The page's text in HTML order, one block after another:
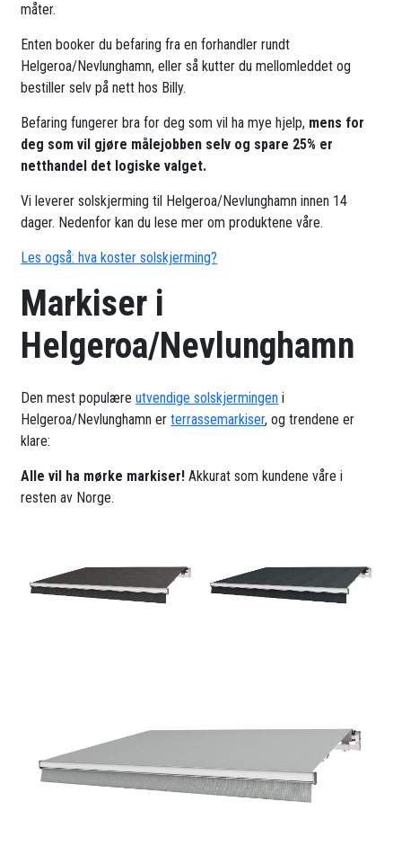
måter.
Enten booker du befaring fra en forhandler rundt
Helgeroa/Nevlunghamn, eller så kutter du mellomleddet og
bestiller selv på nett hos Billy.
Befaring fungerer bra for deg som vil ha mye hjelp, mens for
deg som vil gjøre målejobben selv og spare 25% er
netthandel det logiske valget.
Vi leverer solskjerming til Helgeroa/Nevlunghamn innen 14
dager. Nedenfor kan du lese mer om produktene våre.
Les også: hva koster solskjerming?
Markiser i
Helgeroa/Nevlunghamn
Den mest populæreutvendige solskjermingen i
Helgeroa/Nevlunghamn erterrassemarkiser, og trendene er
klare:
Alle vil ha mørke markiser! Akkurat som kundene våre i
resten av Norge.